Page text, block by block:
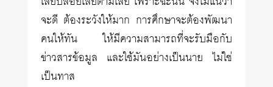
จะดี ต้องระวังให้มาก การศึกษาจะต้องพัฒนา
คนให้ทัน ให้มีความสามารถที่จะรับมือกับ
ข่าวสารข้อมูล และใช้มันอย่างเป็นนาย ไม่ใช่
เป็นทาส